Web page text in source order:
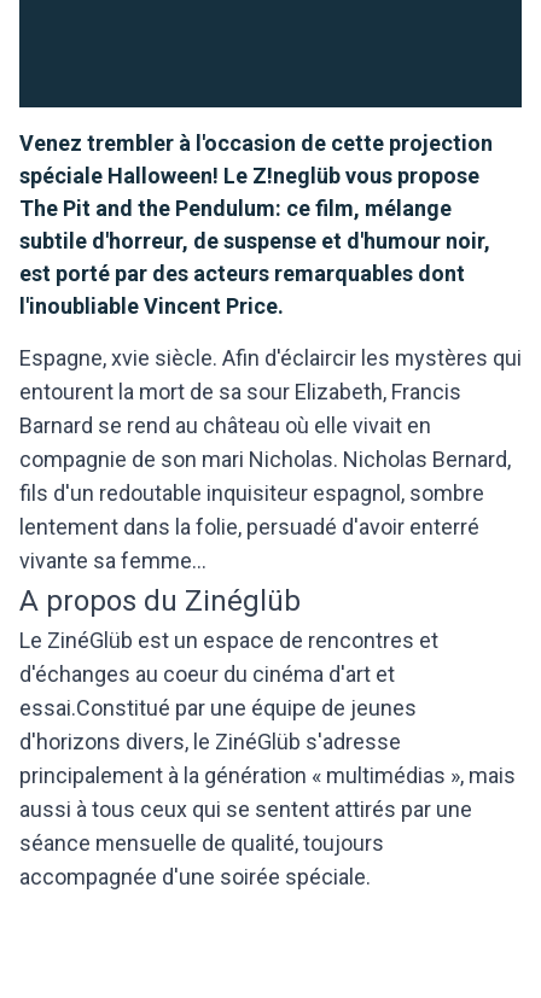
Venez trembler à l'occasion de cette projection
spéciale Halloween! Le Z!neglüb vous propose
The Pit and the Pendulum: ce film, mélange
subtile d'horreur, de suspense et d'humour noir,
est porté par des acteurs remarquables dont
l'inoubliable Vincent Price.
Espagne, xvie siècle. Afin d'éclaircir les mystères qui
entourent la mort de sa sour Elizabeth, Francis
Barnard se rend au château où elle vivait en
compagnie de son mari Nicholas. Nicholas Bernard,
fils d'un redoutable inquisiteur espagnol, sombre
lentement dans la folie, persuadé d'avoir enterré
vivante sa femme...
A propos du Zinéglüb
Le ZinéGlüb est un espace de rencontres et
d'échanges au coeur du cinéma d'art et
essai.Constitué par une équipe de jeunes
d'horizons divers, le ZinéGlüb s'adresse
principalement à la génération « multimédias », mais
aussi à tous ceux qui se sentent attirés par une
séance mensuelle de qualité, toujours
accompagnée d'une soirée spéciale.